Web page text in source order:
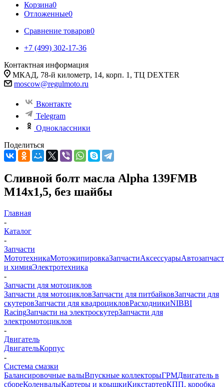
Корзина0
Отложенные0
Сравнение товаров0
+7 (499) 302-17-36
Контактная информация
МКАД, 78-й километр, 14, корп. 1, ТЦ DEXTER
moscow@regulmoto.ru
Вконтакте
Telegram
Одноклассники
Поделиться
Сливной болт масла Alpha 139FMB
М14х1,5, без шайбы
Главная
-
Каталог
-
Запчасти
МототехникаМотоэкипировкаЗапчастиАксессуары
и химияЭлектротехника
-
Запчасти для мотоциклов
Запчасти для мотоцикловЗапчасти для питбайковЗапчасти для
скутеровЗапчасти для квадроцикловРасходникиNIBBI
RacingЗапчасти на электроскутерЗапчасти для
электромотоциклов
-
Двигатель
ДвигательКорпус
-
Система смазки
Балансировочные валыВпускные коллекторыГРМДвигатель в
сбореКоленвалыКартеры и крышкиКикстартерКПП, коробка